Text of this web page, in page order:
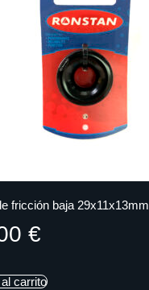
fricción baja 29x11x13mm
€
carrito